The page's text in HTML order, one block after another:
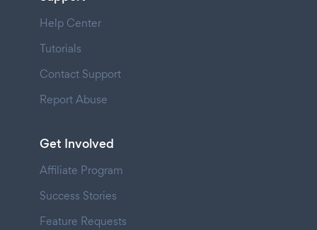
Help Center
Tutorials
Contact Support
Report Abuse
Get Involved
Affiliate Program
Success Stories
Feature Requests